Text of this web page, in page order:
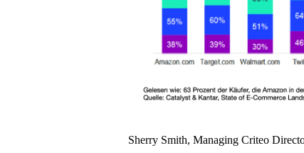
Sherry Smith, Managing Criteo